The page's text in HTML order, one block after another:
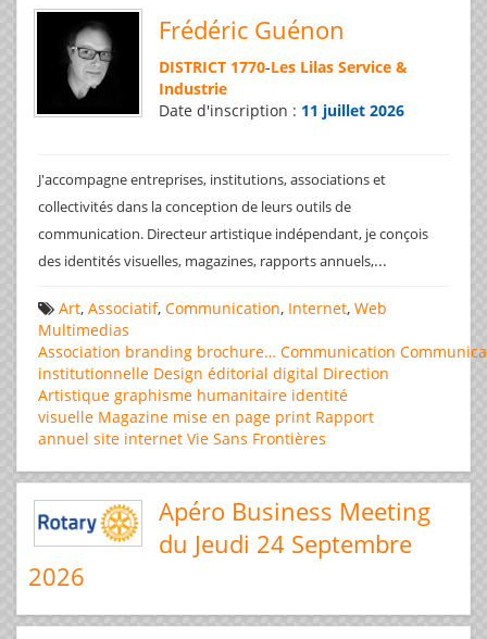
Frédéric Guénon
DISTRICT 1770-Les Lilas Service &
Industrie
Date d'inscription : 11 juillet 2026
J'accompagne entreprises, institutions, associations et
collectivités dans la conception de leurs outils de
communication. Directeur artistique indépendant, je conçois
des identités visuelles, magazines, rapports annuels,...
Art, Associatif, Communication, Internet, Web
Multimedias
Association branding brochure… Communication
institutionnelle Design éditorial digital Direction
Artistique graphisme humanitaire identité
visuelle Magazine mise en page print Rapport
annuel site internet Vie Sans Frontières
Apéro Business Meeting
du Jeudi 24 Septembre
2026